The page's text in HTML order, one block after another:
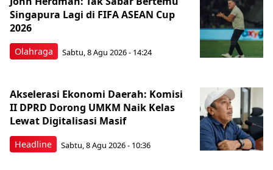
Olahraga
Singapura Lagi di FIFA ASEAN Cup
2026
Sabtu, 8 Agu 2026 - 14:24
Headline
Akselerasi Ekonomi Daerah: Komisi
II DPRD Dorong UMKM Naik Kelas
Lewat Digitalisasi Masif
Sabtu, 8 Agu 2026 - 10:36